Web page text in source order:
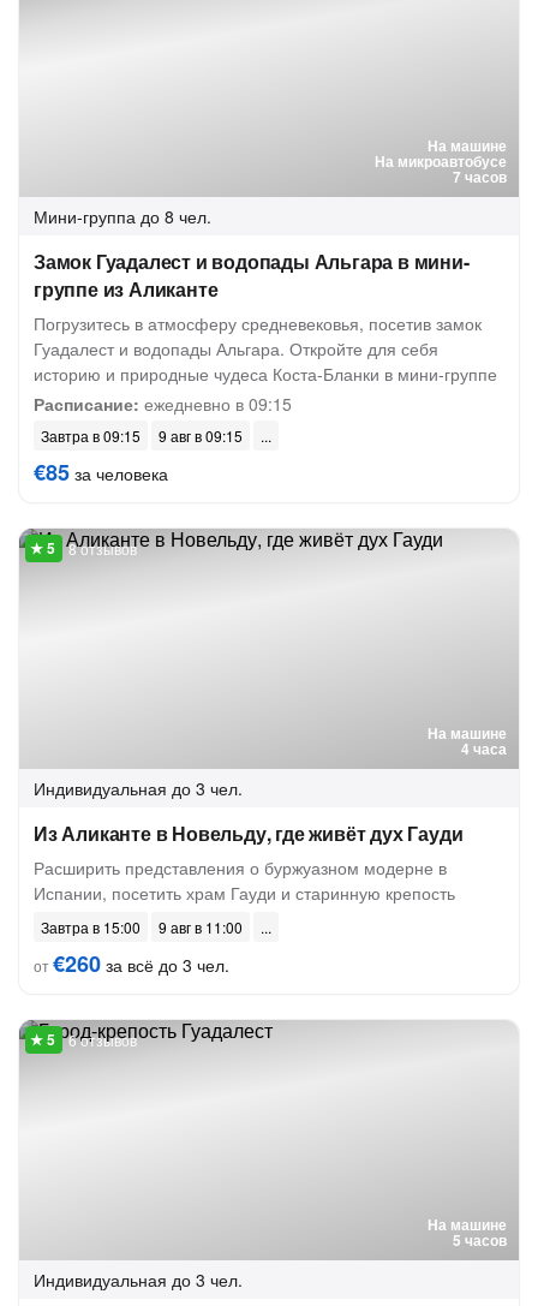
На машине
На микроавтобусе
7 часов
Мини-группа до 8 чел.
Замок Гуадалест и водопады Альгара в мини-
группе из Аликанте
Погрузитесь в атмосферу средневековья, посетив замок
Гуадалест и водопады Альгара. Откройте для себя
историю и природные чудеса Коста-Бланки в мини-группе
Расписание: ежедневно в 09:15
Завтра в 09:15 9 авг в 09:15
€85 за человека
На машине
4 часа
8 отзывов
Индивидуальная до 3 чел.
Из Аликанте в Новельду, где живёт дух Гауди
Расширить представления о буржуазном модерне в
Испании, посетить храм Гауди и старинную крепость
Завтра в 15:00
9 авг в 11:00
от€260 за всё до 3 чел.
На машине
5 часов
6 отзывов
Индивидуальная до 3 чел.